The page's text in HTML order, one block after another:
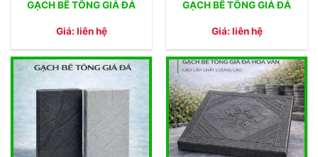
GẠCH BÊ TÔNG GIẢ ĐÁ
Giá: liên hệ
GẠCH BÊ TÔNG GIẢ ĐÁ
Giá: liên hệ